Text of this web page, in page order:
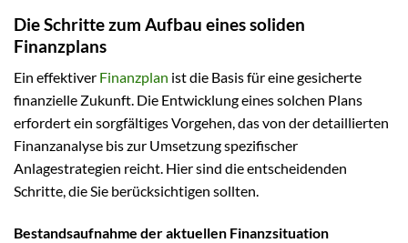
Die Schritte zum Aufbau eines soliden
Finanzplans
Ein effektiver Finanzplan ist die Basis für eine gesicherte
finanzielle Zukunft. Die Entwicklung eines solchen Plans
erfordert ein sorgfältiges Vorgehen, das von der detaillierten
Finanzanalyse bis zur Umsetzung spezifischer
Anlagestrategien reicht. Hier sind die entscheidenden
Schritte, die Sie berücksichtigen sollten.
Bestandsaufnahme der aktuellen Finanzsituation